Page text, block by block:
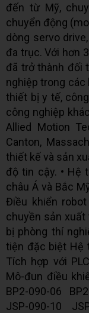
đến từ Mỹ,
chuyển động
dòng servo
đa trục. Với hơn
đã trở thành đối
nghiệp trong các
thiết bị y tế,
công nghiệp
Allied Motion
Canton,
thiết kế và sản
độ tin cậy. • Hệ
châu Á và Bắc
Điều khiển
chuyền sản xuất
bị phòng thí
tiện đặc biệt Hệ
Tích hợp với
Mô-đun điều
BP2-090-06
JSP-090-10